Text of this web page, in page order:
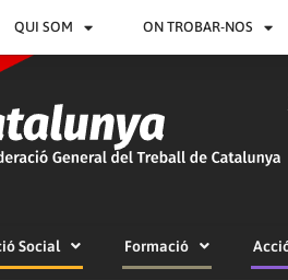
QUI SOM ON TROBAR-NOS
Social Formació